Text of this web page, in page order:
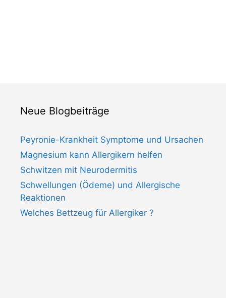
Neue Blogbeiträge
Peyronie-Krankheit Symptome und Ursachen
Magnesium kann Allergikern helfen
Schwitzen mit Neurodermitis
Schwellungen (Ödeme) und Allergische
Reaktionen
Welches Bettzeug für Allergiker ?